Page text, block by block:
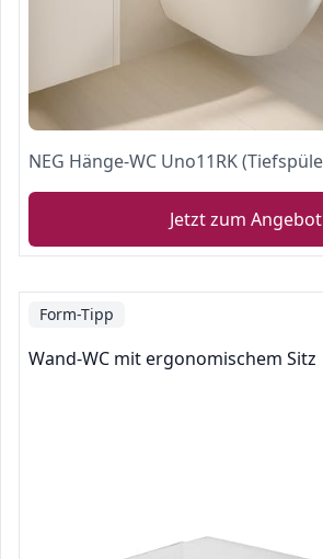
Jetzt zum Angebot
Form-Tipp
Wand-WC mit ergonomischem Sitz